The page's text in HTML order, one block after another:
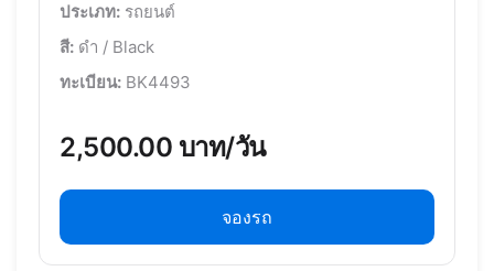
ประเภท: รถยนต์
สี: ดำ / Black
ทะเบียน: BK4493
2,500.00 บาท/วัน
จองรถ